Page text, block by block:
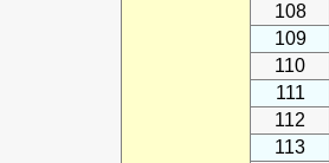
108
109
110
111
112
113